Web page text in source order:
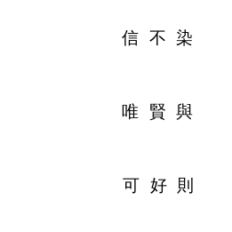
tha 信 不 染
nhân 唯 賢 與
học 可 好 則